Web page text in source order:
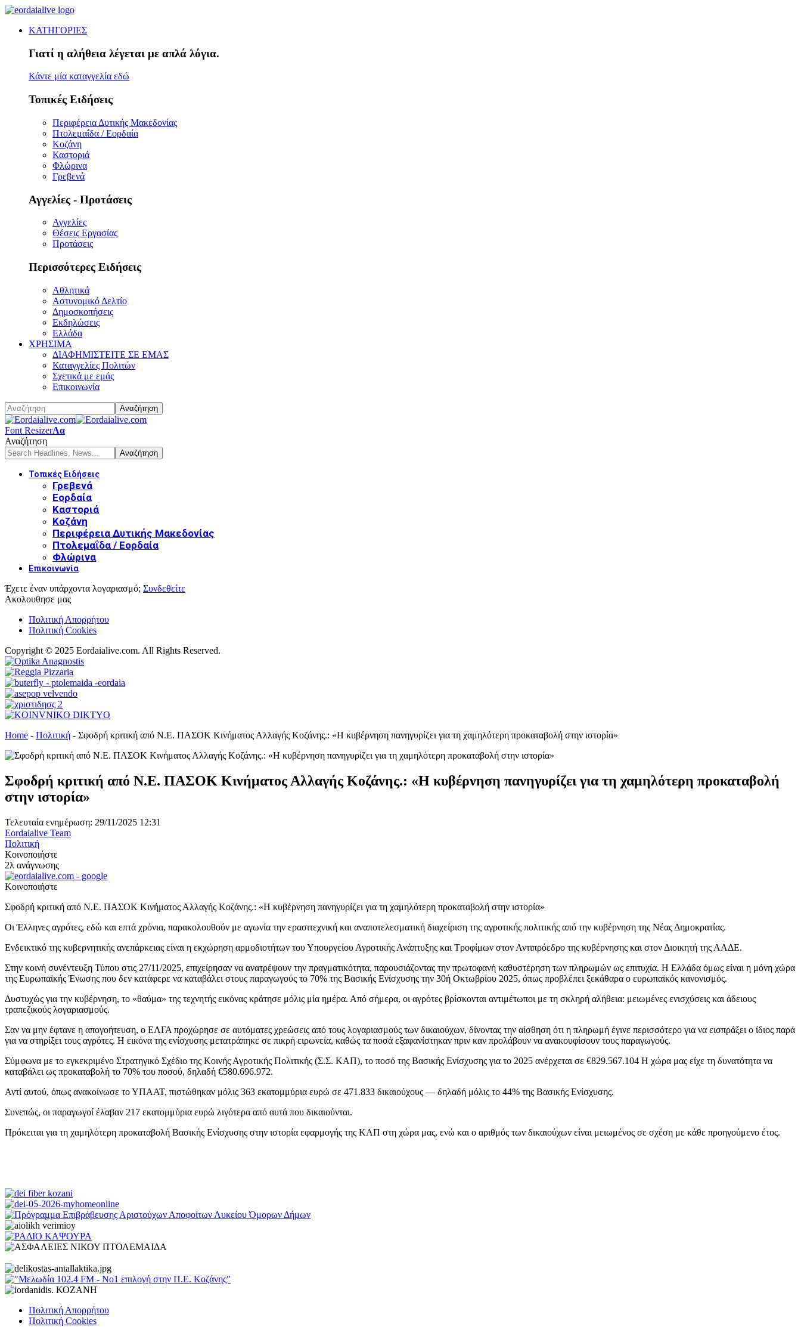
ΚΑΤΗΓΟΡΙΕΣ
Γιατί η αλήθεια λέγεται με απλά λόγια.
Κάντε μία καταγγελία εδώ
Τοπικές Ειδήσεις
Περιφέρεια Δυτικής Μακεδονίας
Πτολεμαΐδα / Εορδαία
Κοζάνη
Καστοριά
Φλώρινα
Γρεβενά
Αγγελίες - Προτάσεις
Αγγελίες
Θέσεις Εργασίας
Προτάσεις
Περισσότερες Ειδήσεις
Αθλητικά
Αστυνομικό Δελτίο
Δημοσκοπήσεις
Εκδηλώσεις
Ελλάδα
ΧΡΗΣΙΜΑ
ΔΙΑΦΗΜΙΣΤΕΙΤΕ ΣΕ ΕΜΑΣ
Καταγγελίες Πολιτών
Σχετικά με εμάς
Επικοινωνία
Font ResizerΑα
Αναζήτηση
Τοπικές Ειδήσεις
Γρεβενά
Εορδαία
Καστοριά
Κοζάνη
Περιφέρεια Δυτικής Μακεδονίας
Πτολεμαΐδα / Εορδαία
Φλώρινα
Επικοινωνία
Έχετε έναν υπάρχοντα λογαριασμό; Συνδεθείτε
Ακολουθησε μας
Πολιτική Απορρήτου
Πολιτική Cookies
Copyright © 2025 Eordaialive.com. All Rights Reserved.
Home - Πολιτική - Σφοδρή κριτική από Ν.Ε. ΠΑΣΟΚ Κινήματος Αλλαγής Κοζάνης.: «Η κυβέρνηση πανηγυρίζει για τη χαμηλότερη προκαταβολή στην ιστορία»
Σφοδρή κριτική από Ν.Ε. ΠΑΣΟΚ Κινήματος Αλλαγής Κοζάνης.: «Η κυβέρνηση πανηγυρίζει για τη χαμηλότερη προκαταβολή
στην ιστορία»
Τελευταία ενημέρωση: 29/11/2025 12:31
Eordaialive Team
Πολιτική
Κοινοποιήστε
2λ ανάγνωσης
Κοινοποιήστε
Σφοδρή κριτική από Ν.Ε. ΠΑΣΟΚ Κινήματος Αλλαγής Κοζάνης.: «Η κυβέρνηση πανηγυρίζει για τη χαμηλότερη προκαταβολή στην ιστορία»
Οι Έλληνες αγρότες, εδώ και επτά χρόνια, παρακολουθούν με αγωνία την ερασιτεχνική και αναποτελεσματική διαχείριση της αγροτικής πολιτικής από την κυβέρνηση της Νέας Δημοκρατίας.
Ενδεικτικό της κυβερνητικής ανεπάρκειας είναι η εκχώρηση αρμοδιοτήτων του Υπουργείου Αγροτικής Ανάπτυξης και Τροφίμων στον Αντιπρόεδρο της κυβέρνησης και στον Διοικητή της ΑΑΔΕ.
Στην κοινή συνέντευξη Τύπου στις 27/11/2025, επιχείρησαν να ανατρέψουν την πραγματικότητα, παρουσιάζοντας την πρωτοφανή καθυστέρηση των πληρωμών ως επιτυχία. Η Ελλάδα όμως είναι η μόνη χώρα
της Ευρωπαϊκής Ένωσης που δεν κατάφερε να καταβάλει στους παραγωγούς το 70% της Βασικής Ενίσχυσης την 30ή Οκτωβρίου 2025, όπως προβλέπει ξεκάθαρα ο ευρωπαϊκός κανονισμός.
Δυστυχώς για την κυβέρνηση, το «θαύμα» της τεχνητής εικόνας κράτησε μόλις μία ημέρα. Από σήμερα, οι αγρότες βρίσκονται αντιμέτωποι με τη σκληρή αλήθεια: μειωμένες ενισχύσεις και άδειους
τραπεζικούς λογαριασμούς.
Σαν να μην έφτανε η απογοήτευση, ο ΕΛΓΑ προχώρησε σε αυτόματες χρεώσεις από τους λογαριασμούς των δικαιούχων, δίνοντας την αίσθηση ότι η πληρωμή έγινε περισσότερο για να εισπράξει ο ίδιος παρά
για να στηρίξει τους αγρότες. Η εικόνα της ενίσχυσης μετατράπηκε σε πικρή ειρωνεία, καθώς τα ποσά εξαφανίστηκαν πριν καν προλάβουν να ανακουφίσουν τους παραγωγούς.
Σύμφωνα με το εγκεκριμένο Στρατηγικό Σχέδιο της Κοινής Αγροτικής Πολιτικής (Σ.Σ. ΚΑΠ), το ποσό της Βασικής Ενίσχυσης για το 2025 ανέρχεται σε €829.567.104 Η χώρα μας είχε τη δυνατότητα να
καταβάλει ως προκαταβολή το 70% του ποσού, δηλαδή €580.696.972.
Αντί αυτού, όπως ανακοίνωσε το ΥΠΑΑΤ, πιστώθηκαν μόλις 363 εκατομμύρια ευρώ σε 471.833 δικαιούχους — δηλαδή μόλις το 44% της Βασικής Ενίσχυσης.
Συνεπώς, οι παραγωγοί έλαβαν 217 εκατομμύρια ευρώ λιγότερα από αυτά που δικαιούνται.
Πρόκειται για τη χαμηλότερη προκαταβολή Βασικής Ενίσχυσης στην ιστορία εφαρμογής της ΚΑΠ στη χώρα μας, ενώ και ο αριθμός των δικαιούχων είναι μειωμένος σε σχέση με κάθε προηγούμενο έτος.
Πολιτική Απορρήτου
Πολιτική Cookies